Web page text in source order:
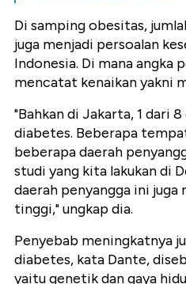
Di samping obesitas,
juga menjadi persoalan
Indonesia. Di mana angka
mencatat kenaikan yakni
"Bahkan di Jakarta, 1 dari
diabetes. Beberapa
beberapa daerah
studi yang kita lakukan di
daerah penyangga ini
tinggi," ungkap dia.
Penyebab meningkatnya
diabetes, kata Dante,
yaitu genetik dan gaya